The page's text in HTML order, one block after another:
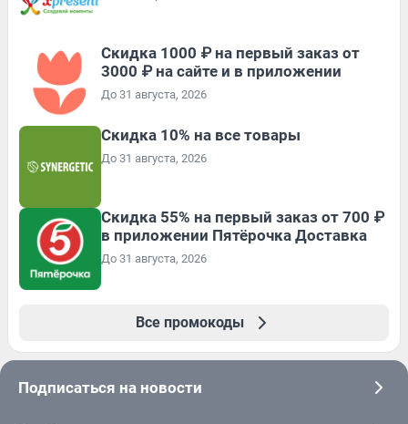
Скидка 1000 ₽ на первый заказ от
3000 ₽ на сайте и в приложении
До 31 августа, 2026
Скидка 10% на все товары
До 31 августа, 2026
Скидка 55% на первый заказ от 700 ₽
в приложении Пятёрочка Доставка
До 31 августа, 2026
Все промокоды
Подписаться на новости